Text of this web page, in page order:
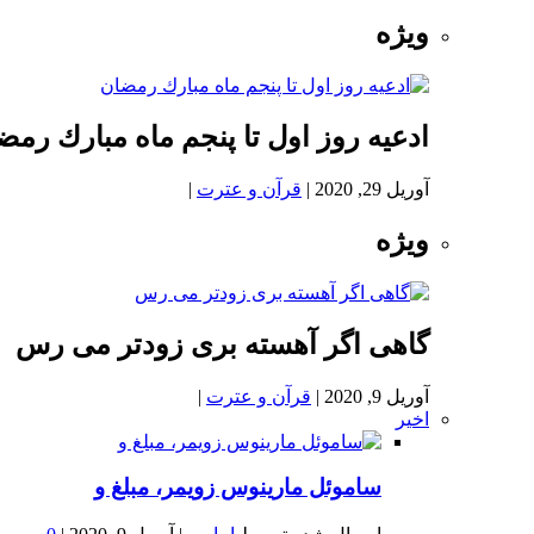
ویژه
ادعيه روز اول تا پنجم ماه مبارك
آوریل 29, 2020 | قرآن و عترت |
ویژه
گاهی اگر آهسته بری زودتر می رس
آوریل 9, 2020 | قرآن و عترت |
اخیر
ساموئل مارینوس زویمر، مبلغ و